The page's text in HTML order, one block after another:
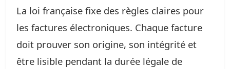
La loi française fixe des règles claires pour
les factures électroniques. Chaque facture
doit prouver son origine, son intégrité et
être lisible pendant la durée légale de